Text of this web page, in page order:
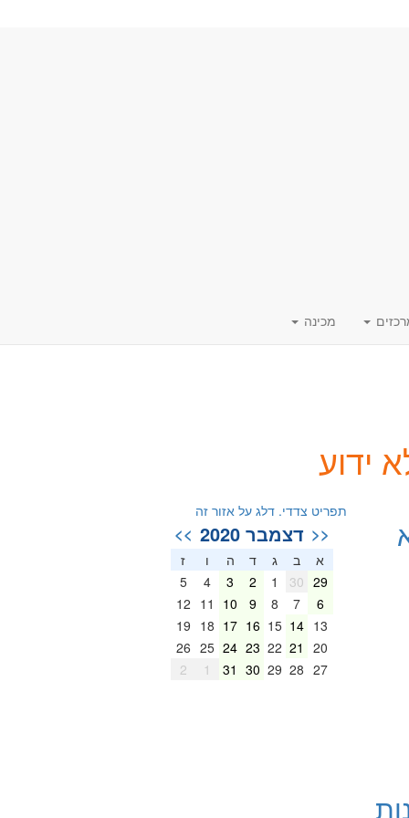
מכינה
ידוע
תפריט צדדי. דלג על אזור זה
<< דצמבר 2020 >>
א ב ג ד ה ו
ז
29
30
1
2
3
4
5
6
7
8
9
10
11
12
13
14
15
16
17
18
19
20
21
22
23
24
25
26
27
28
29
30
31
1
2